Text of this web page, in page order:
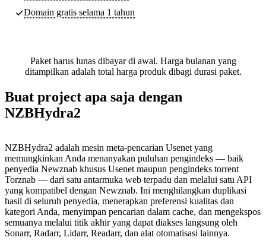
Domain gratis selama 1 tahun
Paket harus lunas dibayar di awal. Harga bulanan yang
ditampilkan adalah total harga produk dibagi durasi paket.
Buat project apa saja dengan
NZBHydra2
NZBHydra2 adalah mesin meta-pencarian Usenet yang
memungkinkan Anda menanyakan puluhan pengindeks — baik
penyedia Newznab khusus Usenet maupun pengindeks torrent
Torznab — dari satu antarmuka web terpadu dan melalui satu API
yang kompatibel dengan Newznab. Ini menghilangkan duplikasi
hasil di seluruh penyedia, menerapkan preferensi kualitas dan
kategori Anda, menyimpan pencarian dalam cache, dan mengekspos
semuanya melalui titik akhir yang dapat diakses langsung oleh
Sonarr, Radarr, Lidarr, Readarr, dan alat otomatisasi lainnya.